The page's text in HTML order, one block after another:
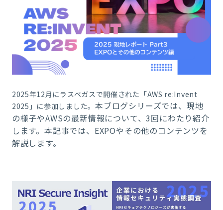
2025年12月にラスベガスで開催された「AWS re:Invent
2025」に参加しました。 本ブログシリーズでは、現地
の様子やAWSの最新情報について、3回にわたり紹介
します。本記事では、EXPOやその他のコンテンツを
解説します。